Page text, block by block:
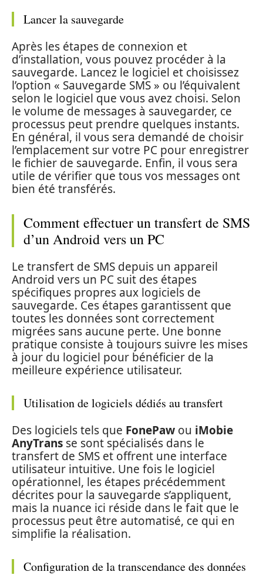
Lancer la sauvegarde
Après les étapes de connexion et
d’installation, vous pouvez procéder à la
sauvegarde. Lancez le logiciel et choisissez
l’option « Sauvegarde SMS » ou l’équivalent
selon le logiciel que vous avez choisi. Selon
le volume de messages à sauvegarder, ce
processus peut prendre quelques instants.
En général, il vous sera demandé de choisir
l’emplacement sur votre PC pour enregistrer
le fichier de sauvegarde. Enfin, il vous sera
utile de vérifier que tous vos messages ont
bien été transférés.
Comment effectuer un transfert de SMS
d’un Android vers un PC
Le transfert de SMS depuis un appareil
Android vers un PC suit des étapes
spécifiques propres aux logiciels de
sauvegarde. Ces étapes garantissent que
toutes les données sont correctement
migrées sans aucune perte. Une bonne
pratique consiste à toujours suivre les mises
à jour du logiciel pour bénéficier de la
meilleure expérience utilisateur.
Utilisation de logiciels dédiés au transfert
Des logiciels tels que FonePaw ou iMobie
AnyTrans se sont spécialisés dans le
transfert de SMS et offrent une interface
utilisateur intuitive. Une fois le logiciel
opérationnel, les étapes précédemment
décrites pour la sauvegarde s’appliquent,
mais la nuance ici réside dans le fait que le
processus peut être automatisé, ce qui en
simplifie la réalisation.
Configuration de la transcendance des données